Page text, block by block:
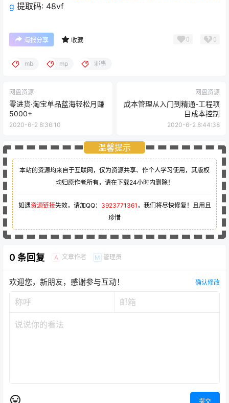
g 提取码: 48vf
海报分享 收藏 0 0
mb mp 邪事
网盘资源
零进货·淘宝单品蓝海轻松月赚
5000+
2020-6-2 8:36:10
网盘资源
成本管理从入门到精通-工程项
目成本控制
2020-6-2 8:44:38
温馨提示
本站的资源均来自于互联网，仅为资源共享、作个人学习使用，其版权
均归原作者所有，请在下载24小时内删除！
如遇资源链接失效，请加QQ： 3923771361 ，我们将尽快修复！且用且
珍惜
0 条回复 A 文章作者 M 管理员
欢迎您，新朋友，感谢参与互动！ 确认修改
提交